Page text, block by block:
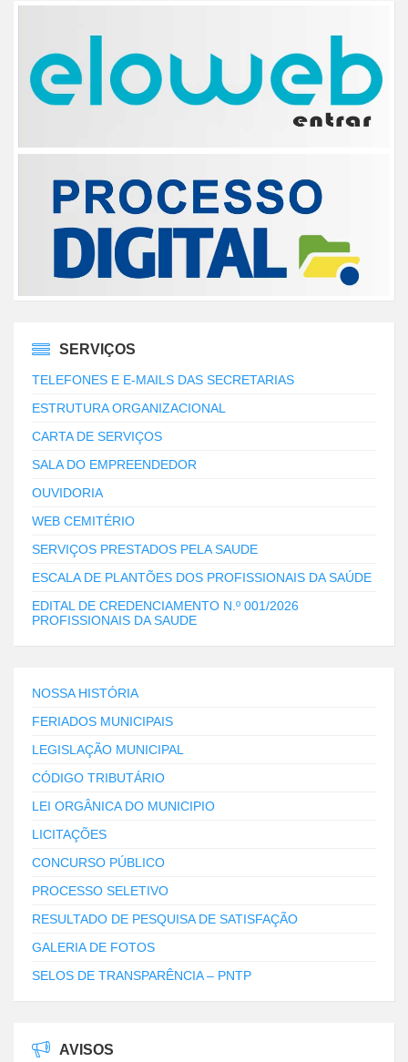
SERVIÇOS
TELEFONES E E-MAILS DAS SECRETARIAS
ESTRUTURA ORGANIZACIONAL
CARTA DE SERVIÇOS
SALA DO EMPREENDEDOR
OUVIDORIA
WEB CEMITÉRIO
SERVIÇOS PRESTADOS PELA SAUDE
ESCALA DE PLANTÕES DOS PROFISSIONAIS DA SAÚDE
EDITAL DE CREDENCIAMENTO N.º 001/2026
PROFISSIONAIS DA SAUDE
NOSSA HISTÓRIA
FERIADOS MUNICIPAIS
LEGISLAÇÃO MUNICIPAL
CÓDIGO TRIBUTÁRIO
LEI ORGÂNICA DO MUNICIPIO
LICITAÇÕES
CONCURSO PÚBLICO
PROCESSO SELETIVO
RESULTADO DE PESQUISA DE SATISFAÇÃO
GALERIA DE FOTOS
SELOS DE TRANSPARÊNCIA – PNTP
AVISOS